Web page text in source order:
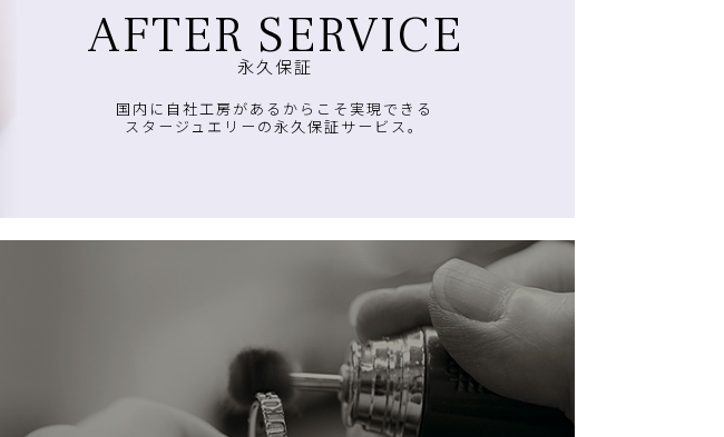
AFTER SERVICE
永久保証
国内に自社工房があるからこそ実現できる
スタージュエリーの永久保証サービス。